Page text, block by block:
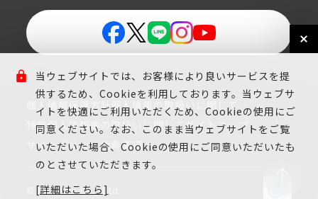
個人情報保護方針個人情報の取扱いに関して
特定個人情報等の取扱いに関してサイトマップ
サイトポリシー免責事項
© Aderans Co., Ltd.
当ウェブサイトでは、お客様により良いサービスを提
供するため、Cookieを利用しております。当ウェブサ
イトを快適にご利用いただくため、Cookieの使用にご
同意ください。なお、このまま当ウェブサイトをご覧
いただいた場合、Cookieの使用にご同意いただいたも
のとさせていただきます。
[詳細はこちら]